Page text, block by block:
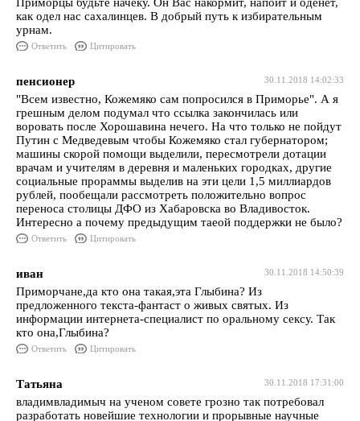
как одел нас сахалинцев. В добрый путь к избирательным
урнам.
Ответить Цитировать
30.11.2018 14:02:33
пенсионер
"Всем известно, Кожемяко сам попросился в Приморье". А я
грешным делом подумал что ссылка закончилась или
воровать после Хорошавина нечего. На что только не пойдут
Путин с Медведевым чтобы Кожемяко стал губернатором;
машины скорой помощи выделили, пересмотрели дотации
врачам и учителям в деревня и маленьких городках, другие
социальные прораммы выделив на эти цели 1,5 миллиардов
рублей, пообещали рассмотреть положительно вопрос
переноса столицы ДФО из Хабаровска во Владивосток.
Интересно а почему предыдущим таеой поддержки не было?
Ответить Цитировать
30.11.2018 14:50:39
иван
Приморчане,да кто она такая,эта Глыбина? Из
предложенного текста-фантаст о живых святых. Из
информации интернета-специалист по оральному сексу. Так
кто она,Глыбина?
Ответить Цитировать
30.11.2018 17:31:00
Татьяна
владимвладимыч на ученом совете грозно так потребовал
разработать новейшие технологии и прорывные научные